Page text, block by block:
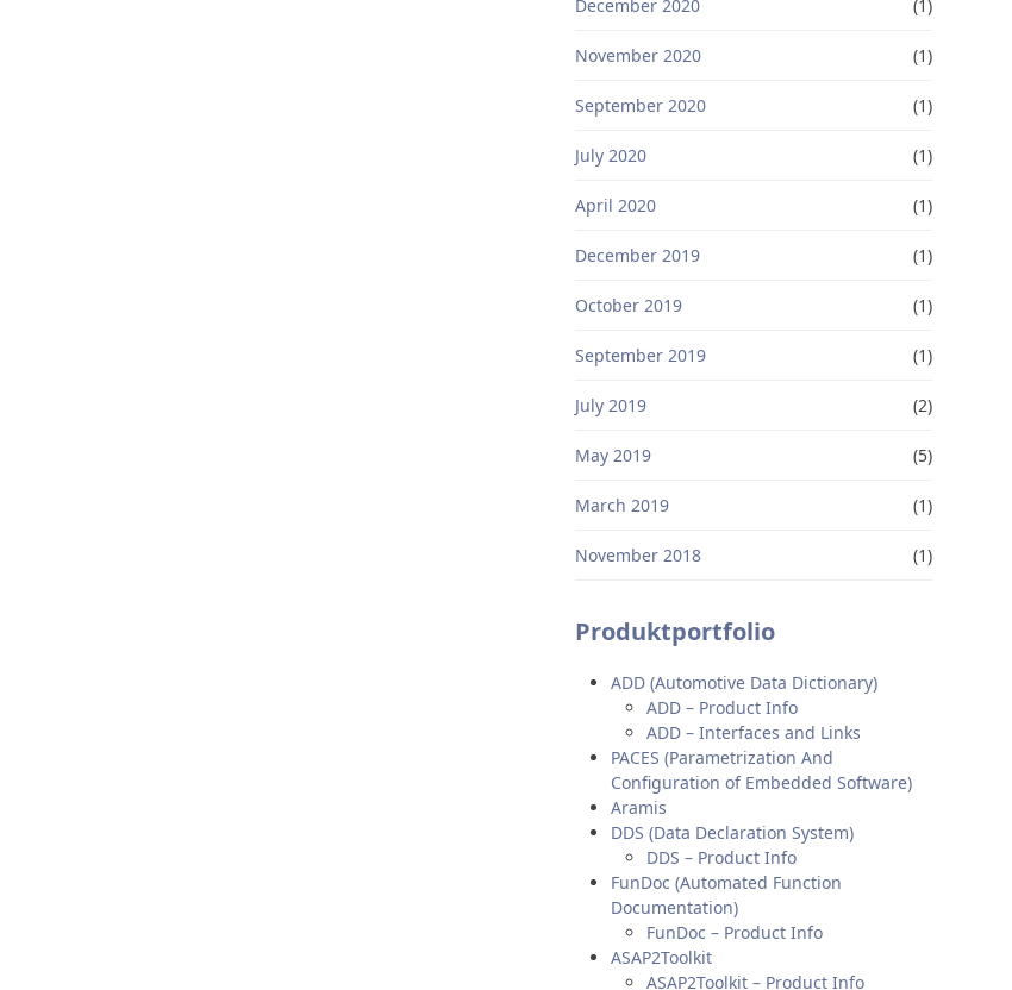
December 2020 (1)
November 2020 (1)
September 2020 (1)
July 2020 (1)
April 2020 (1)
December 2019 (1)
October 2019 (1)
September 2019 (1)
July 2019 (2)
May 2019 (5)
March 2019 (1)
November 2018 (1)
Produktportfolio
ADD (Automotive Data Dictionary)
ADD – Product Info
ADD – Interfaces and Links
PACES (Parametrization And
Configuration of Embedded Software)
Aramis
DDS (Data Declaration System)
DDS – Product Info
FunDoc (Automated Function
Documentation)
FunDoc – Product Info
ASAP2Toolkit
ASAP2Toolkit – Product Info